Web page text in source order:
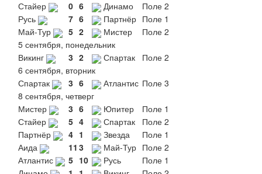
Стайер
0 6 Динамо
Поле 2
Русь
7 6 Партнёр Поле 1
Май-Тур
5 2 Мистер
Поле 2
5 сентября, понедельник
Викинг
3 2 Спартак
Поле 2
6 сентября, вторник
Спартак
3 6 Атлантис Поле 3
8 сентября, четверг
Мистер
3 6 Юпитер
Поле 1
Стайер
5 4 Спартак
Поле 2
Партнёр
4 1 Звезда
Поле 1
Аида
11 3 Май-Тур Поле 2
Атлантис
5 10 Русь
Поле 1